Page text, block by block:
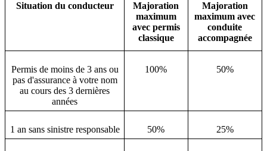
Situation du conducteur
Majoration
maximum
avec permis
classique
Majoration
maximum avec
conduite
accompagnée
Permis de moins de 3 ans ou
pas d'assurance à votre nom
au cours des 3 dernières
années
100% 50%
1 an sans sinistre responsable 50% 25%